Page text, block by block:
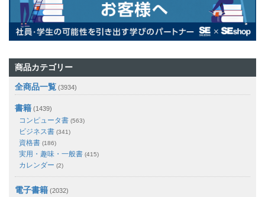
商品カテゴリー
全商品一覧 (3934)
書籍 (1439)
コンピュータ書 (563)
ビジネス書 (341)
資格書 (186)
実用・趣味・一般書 (415)
カレンダー (2)
電子書籍 (2032)